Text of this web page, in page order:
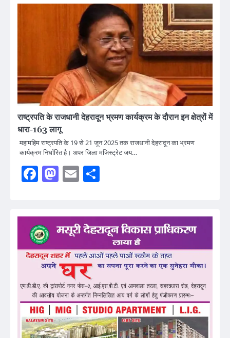
राष्ट्रपति के राजधानी देहरादून भ्रमण कार्यक्रम के दौरान इन क्षेत्रों में
धारा-163 लागू
महामहिम राष्ट्रपति के 19 से 21 जून 2025 तक राजधानी देहरादून का भ्रमण
कार्यक्रम निर्धारित है। अपर जिला मजिस्ट्रेट जय…
Facebook
Mastodon
Email